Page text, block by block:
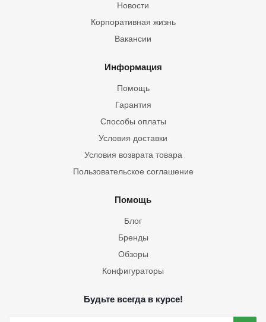
Новости
Корпоративная жизнь
Вакансии
Информация
Помощь
Гарантия
Способы оплаты
Условия доставки
Условия возврата товара
Пользовательское соглашение
Помощь
Блог
Бренды
Обзоры
Конфигураторы
Будьте всегда в курсе!